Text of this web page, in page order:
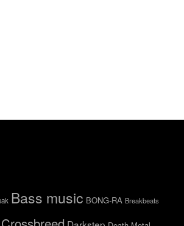
Bass music BONG-RA Breakbeats